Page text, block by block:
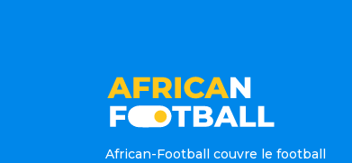
African-Football couvre le football